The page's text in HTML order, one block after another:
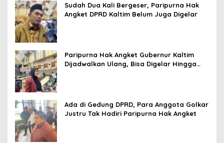
Sudah Dua Kali Bergeser, Paripurna Hak
Angket DPRD Kaltim Belum Juga Digelar
Paripurna Hak Angket Gubernur Kaltim
Dijadwalkan Ulang, Bisa Digelar Hingga
Ada di Gedung DPRD, Para Anggota Golkar
Justru Tak Hadiri Paripurna Hak Angket